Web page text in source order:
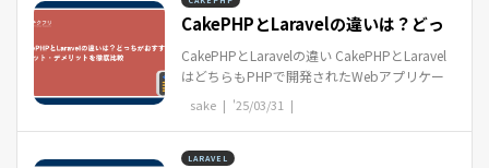
CakePHPとLaravelの違いは？どっ
CakePHPとLaravelの違い CakePHPとLaravel
はどちらもPHPで開発されたWebアプリケー
ションフレームワークですが、それぞれに異
なる特徴があります。 CakePHPは「シンプル
さ」...
sake | '25/03/31 |
LARAVEL